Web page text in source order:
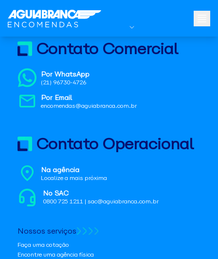
Contato Comercial
Por WhatsApp
(21) 96730-4726
Por Email
encomendas@aguiabranca.com.br
Contato Operacional
Na agência
Localize a mais próxima
No SAC
0800 725 1211 | sac@aguiabranca.com.br
Nossos serviços
Faça uma cotação
Encontre uma agência física